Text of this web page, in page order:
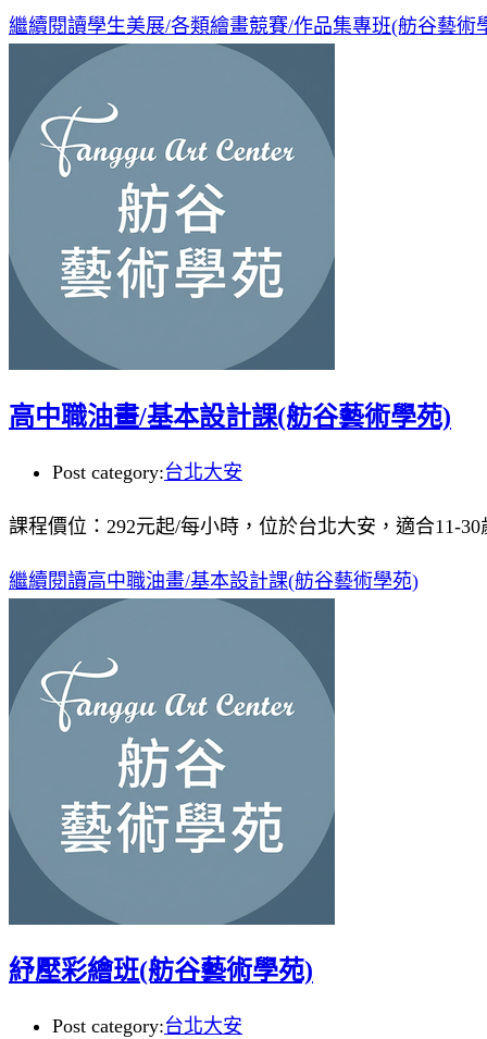
繼續閱讀學生美展/各類繪畫競賽/作品集專班(舫谷藝術
高中職油畫/基本設計課(舫谷藝術學苑)
Post category:台北大安
課程價位：292元起/每小時，位於台北大安，適合11-
繼續閱讀高中職油畫/基本設計課(舫谷藝術學苑)
紓壓彩繪班(舫谷藝術學苑)
Post category:台北大安